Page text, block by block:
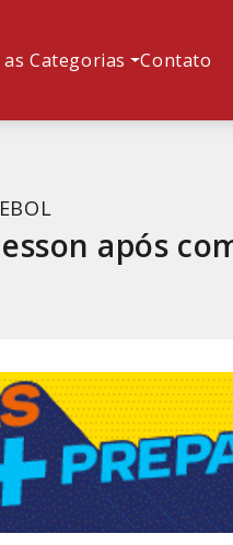
Categorias Contato
após